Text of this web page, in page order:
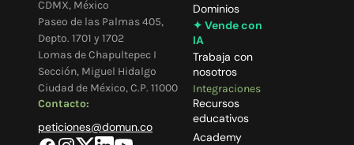
CDMX, México
Paseo de las Palmas 405,
Depto. 1701 y 1702
Lomas de Chapultepec I
Sección, Miguel Hidalgo
Ciudad de México, C.P. 11000
Contacto:
peticiones@domun.co
Dominios
✦ Vende con
IA
Trabaja con
nosotros
Integraciones
Recursos
educativos
Academy